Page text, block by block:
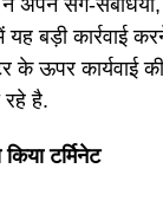
अपने सगे-संबंधियों,
बड़ी कार्रवाई
के ऊपर कार्यवाई
रहे है.
किया टर्मिनेट